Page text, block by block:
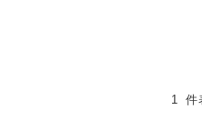
1 件